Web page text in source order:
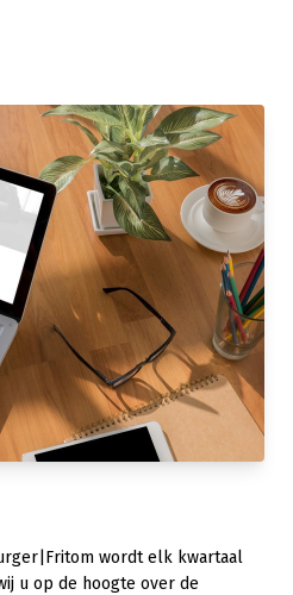
wordt elk kwartaal
u op de hoogte over de